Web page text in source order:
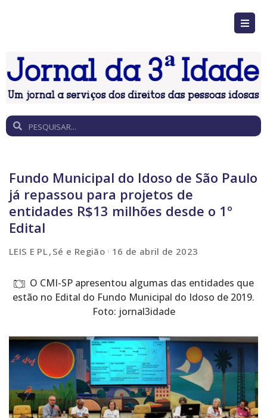
Fundo Municipal do Idoso de São Paulo
já repassou para projetos de
entidades R$13 milhões desde o 1º
Edital
LEIS E PL Sé e Região 16 de abril de 2023
O CMI-SP apresentou algumas das entidades que
estão no Edital do Fundo Municipal do Idoso de 2019.
Foto: jornal3idade